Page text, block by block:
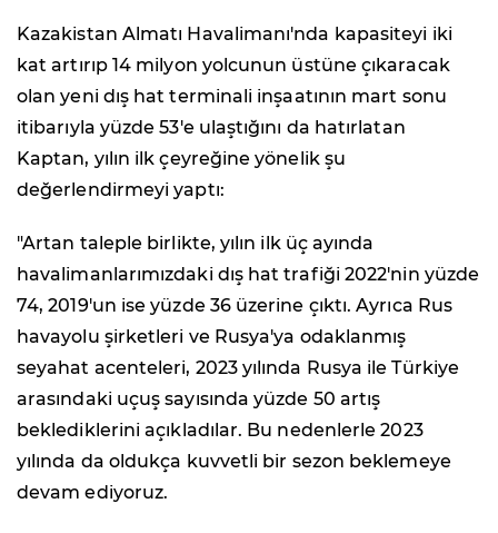
Kazakistan Almatı Havalimanı'nda kapasiteyi iki
kat artırıp 14 milyon yolcunun üstüne çıkaracak
olan yeni dış hat terminali inşaatının mart sonu
itibarıyla yüzde 53'e ulaştığını da hatırlatan
Kaptan, yılın ilk çeyreğine yönelik şu
değerlendirmeyi yaptı:
"Artan taleple birlikte, yılın ilk üç ayında
havalimanlarımızdaki dış hat trafiği 2022'nin yüzde
74, 2019'un ise yüzde 36 üzerine çıktı. Ayrıca Rus
havayolu şirketleri ve Rusya'ya odaklanmış
seyahat acenteleri, 2023 yılında Rusya ile Türkiye
arasındaki uçuş sayısında yüzde 50 artış
beklediklerini açıkladılar. Bu nedenlerle 2023
yılında da oldukça kuvvetli bir sezon beklemeye
devam ediyoruz.